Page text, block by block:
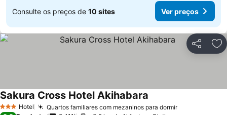
Consulte os preços de 10 sites Ver preços
Partilhar
3 EstrelasHotel Quartos familiares com mezaninos para dormir
Sakura Cross Hotel Akihabara